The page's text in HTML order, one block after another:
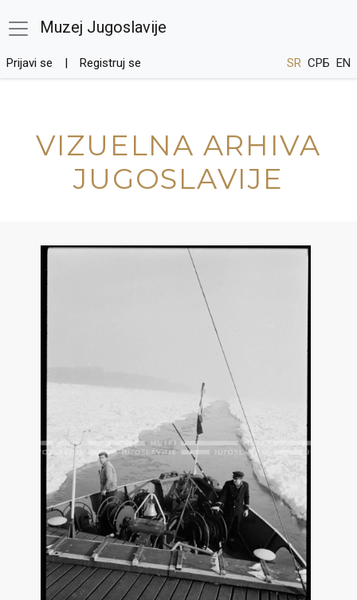
Muzej Jugoslavije
Prijavi se Registruj se SR СРБ EN
VIZUELNA ARHIVA
JUGOSLAVIJE